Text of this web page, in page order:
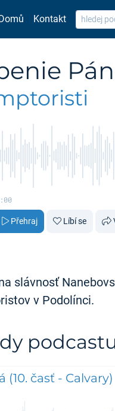
Kontakt
Přehraj Líbí se
slávnosť
v Podolínci.
(10. časť - Calvary)